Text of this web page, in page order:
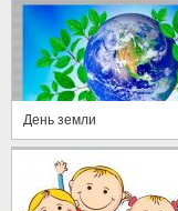
День земли